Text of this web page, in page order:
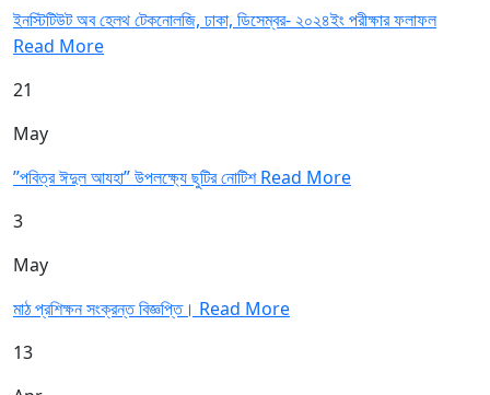
ইনস্টিটিউট অব হেলথ টেকনোলজি, ঢাকা, ডিসেম্বর- ২০২৪ইং পরীক্ষার ফলাফল
Read More
21
May
”পবিত্র ঈদুল আযহা” উপলক্ষ্যে ছুটির নোটিশRead More
3
May
মাঠ প্রশিক্ষন সংক্রন্ত বিজ্ঞপ্তি। Read More
13